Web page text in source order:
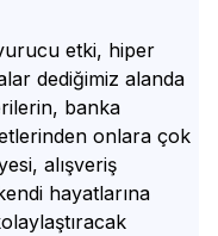
etki, hiper
dediğimiz alanda
banka
onlara çok
alışveriş
hayatlarına